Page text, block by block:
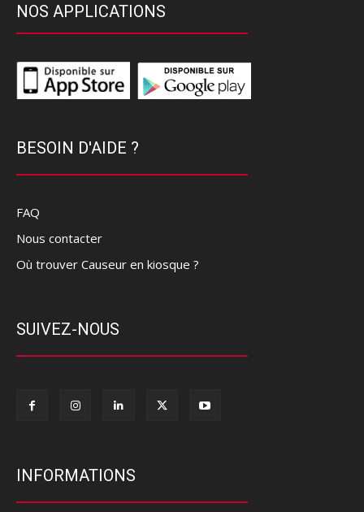
NOS APPLICATIONS
BESOIN D'AIDE ?
FAQ
Nous contacter
Où trouver Causeur en kiosque ?
SUIVEZ-NOUS
INFORMATIONS